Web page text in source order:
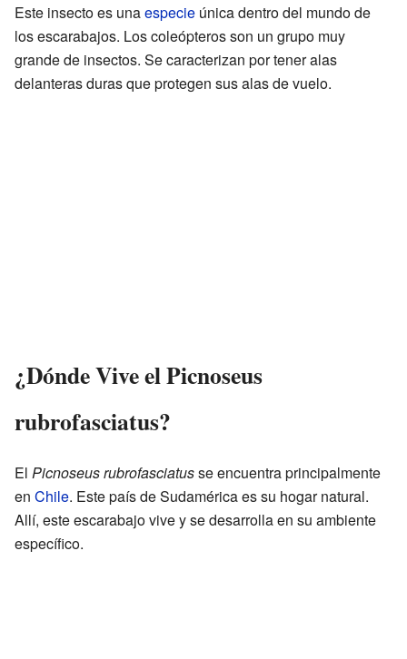
Este insecto es unaespecie única dentro del mundo de
los escarabajos. Los coleópteros son un grupo muy
grande de insectos. Se caracterizan por tener alas
delanteras duras que protegen sus alas de vuelo.
¿Dónde Vive el Picnoseus
rubrofasciatus?
El Picnoseus rubrofasciatusse encuentra principalmente
en Chile. Este país de Sudamérica es su hogar natural.
Allí, este escarabajo vive y se desarrolla en su ambiente
específico.